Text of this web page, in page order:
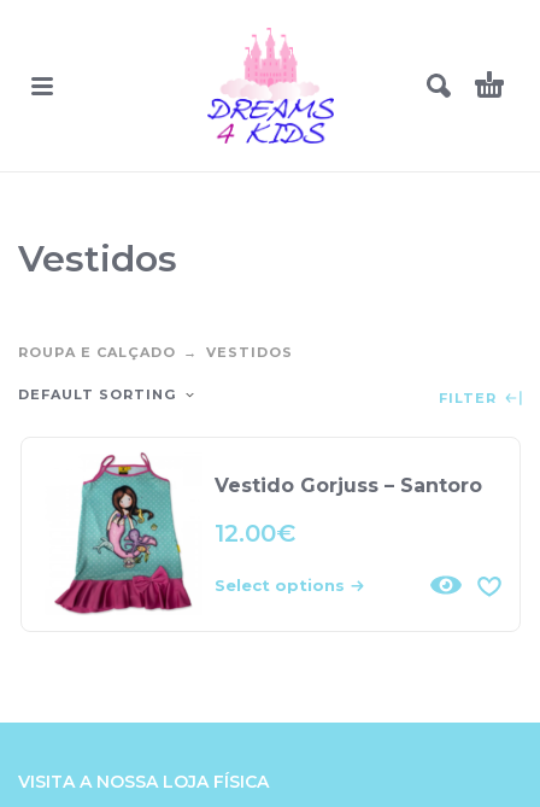
Vestidos
ROUPA E CALÇADO VESTIDOS
DEFAULT SORTING FILTER
Vestido Gorjuss – Santoro
12.00€
Select options
VISITA A NOSSA LOJA FÍSICA